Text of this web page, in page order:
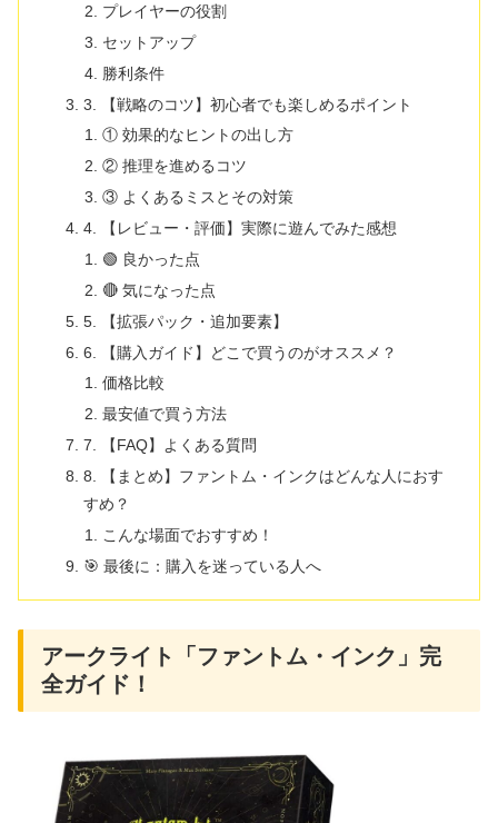
プレイヤーの役割
セットアップ
勝利条件
3. 【戦略のコツ】初心者でも楽しめるポイント
① 効果的なヒントの出し方
② 推理を進めるコツ
③ よくあるミスとその対策
4. 【レビュー・評価】実際に遊んでみた感想
🟢 良かった点
🔴 気になった点
5. 【拡張パック・追加要素】
6. 【購入ガイド】どこで買うのがオススメ？
価格比較
最安値で買う方法
7. 【FAQ】よくある質問
8. 【まとめ】ファントム・インクはどんな人におす
すめ？
こんな場面でおすすめ！
🎯 最後に：購入を迷っている人へ
アークライト「ファントム・インク」完
全ガイド！